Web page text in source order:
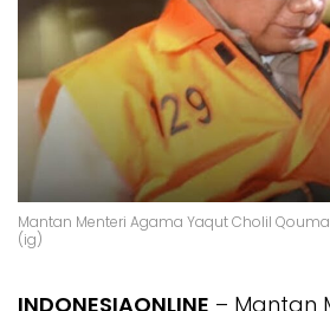
Mantan Menteri Agama Yaqut Cholil
(ig)
INDONESIAONLINE – Mantan